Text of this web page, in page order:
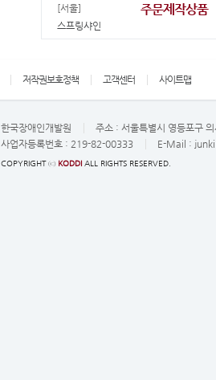
[서울] 주문제작상품
스프링샤인
저작권보호정책 고객센터 사이트맵
한국장애인개발원 주소 : 서울특별시 영등포구
사업자등록번호 : 219-82-00333 E-Mail :
COPYRIGHT ⓒ KODDI ALL RIGHTS RESERVED.